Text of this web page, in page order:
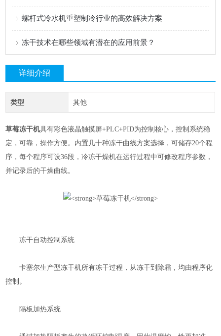
螺杆式冷水机重塑制冷行业的高效解决方案
冻干技术在哪些领域有潜在的应用前景？
详细介绍
类型 其他
草莓冻干机具有彩色液晶触摸屏+PLC+PID为控制核心，控制系统稳
定，可靠，操作方便。内置几十种冻干曲线方案选择，可储存20个程
序，每个程序可设36段，冷冻干燥机在运行过程中可修改程序参数，
并记录后的干燥曲线。
冻干自动控制系统
卡塞尔生产型冻干机所有冻干过程，从冻干到除霜，均由程序化
控制。
隔板加热系统